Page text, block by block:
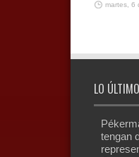
martes, 6
LO
tengan